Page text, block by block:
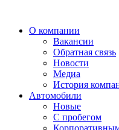
О компании
Вакансии
Обратная связь
Новости
Медиа
История
Автомобили
Новые
С пробегом